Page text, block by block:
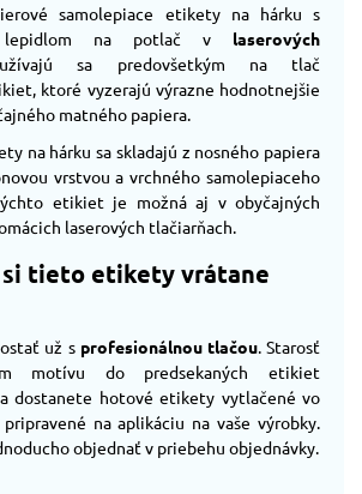
samolepiace etikety na hárku s
lepidlom na potlač v laserových
sa predovšetkým na tlač
ktoré vyzerajú výrazne hodnotnejšie
matného papiera.
na hárku sa skladajú z nosného papiera
vrstvou a vrchného samolepiaceho
etikiet je možná aj v obyčajných
laserových tlačiarňach.
tieto etikety vrátane
už s profesionálnou tlačou. Starosť
motívu do predsekaných etikiet
dostanete hotové etikety vytlačené vo
na aplikáciu na vaše výrobky.
objednať v priebehu objednávky.